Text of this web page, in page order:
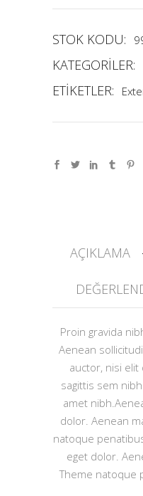
STOK KODU:
KATEGORILER:
ETIKETLER:
AÇIKLAMA
Proin gravida
Aenean
auctor, nisi
sagittis sem
amet
dolor. Aenean
natoque
eget dolor.
Theme natoque